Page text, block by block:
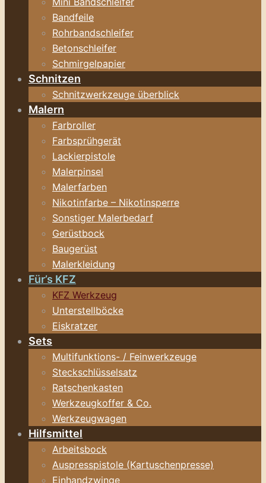
Bandfeile
Rohrbandschleifer
Betonschleifer
Schmirgelpapier
Schnitzen
Schnitzwerkzeuge überblick
Malern
Farbroller
Farbsprühgerät
Lackierpistole
Malerpinsel
Malerfarben
Nikotinfarbe – Nikotinsperre
Sonstiger Malerbedarf
Gerüstbock
Baugerüst
Malerkleidung
Für’s KFZ
KFZ Werkzeug
Unterstellböcke
Eiskratzer
Sets
Multifunktions- / Feinwerkzeuge
Steckschlüsselsatz
Ratschenkasten
Werkzeugkoffer & Co.
Werkzeugwagen
Hilfsmittel
Arbeitsbock
Auspresspistole (Kartuschenpresse)
Einhandzwinge